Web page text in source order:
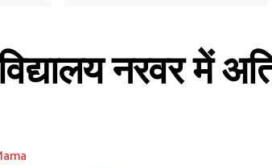
नरवर में